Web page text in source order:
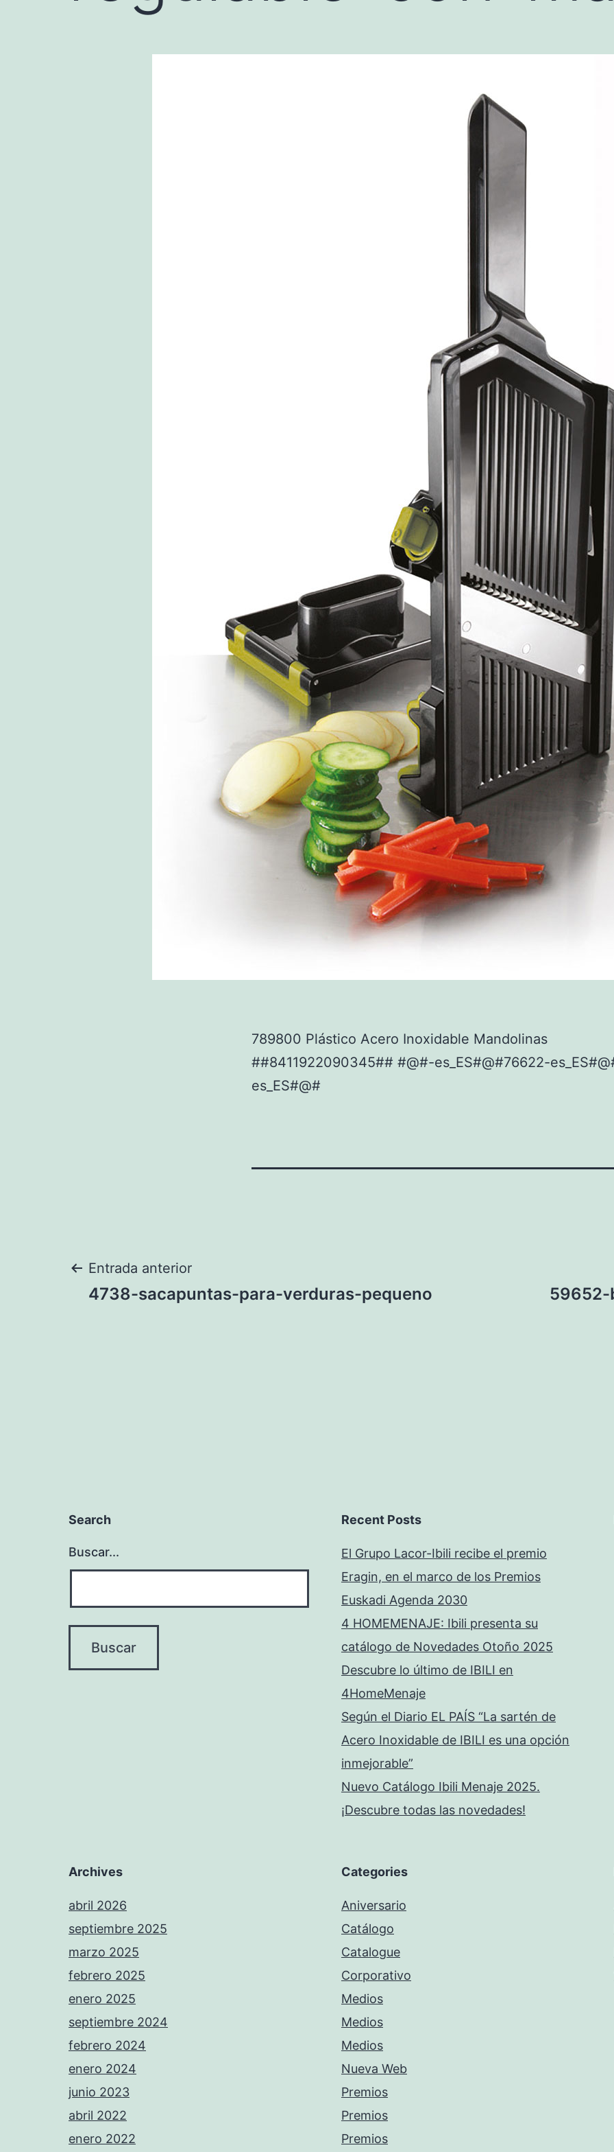
789800 Plástico Acero Inoxidable Mandolinas
##8411922090345## #@#-es_ES#@#76622-
es_ES#@#
Navegación
Entrada anterior
4738-sacapuntas-para-verduras-pequeno
59652-
Search
Buscar...
Recent Posts
El Grupo Lacor-Ibili recibe el premio
Eragin, en el marco de los Premios
Euskadi Agenda 2030
4 HOMEMENAJE: Ibili presenta su
catálogo de Novedades Otoño 2025
Descubre lo último de IBILI en
4HomeMenaje
Según el Diario EL PAÍS “La sartén de
Acero Inoxidable de IBILI es una opción
inmejorable”
Nuevo Catálogo Ibili Menaje 2025.
¡Descubre todas las novedades!
Archives
abril 2026
septiembre 2025
marzo 2025
febrero 2025
enero 2025
septiembre 2024
febrero 2024
enero 2024
junio 2023
abril 2022
enero 2022
Categories
Aniversario
Catálogo
Catalogue
Corporativo
Medios
Medios
Medios
Nueva Web
Premios
Premios
Premios